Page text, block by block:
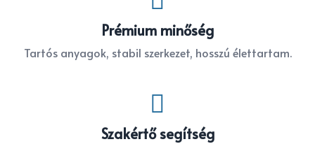
Prémium minőség
Tartós anyagok, stabil szerkezet, hosszú élettartam.

Szakértő segítség